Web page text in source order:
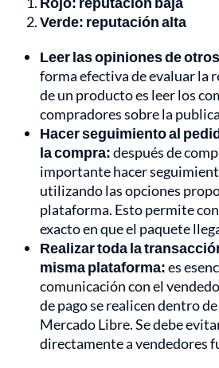
Verde: reputación alta
Leer las opiniones de
forma efectiva de evaluar la
de un producto es leer los
compradores sobre la
Hacer seguimiento al
la compra:después de
importante hacer
utilizando las opciones
plataforma. Esto permite
exacto en que el paquete
Realizar toda la
misma plataforma:es
comunicación con el
de pago se realicen dentro
Mercado Libre. Se debe
directamente a vendedores